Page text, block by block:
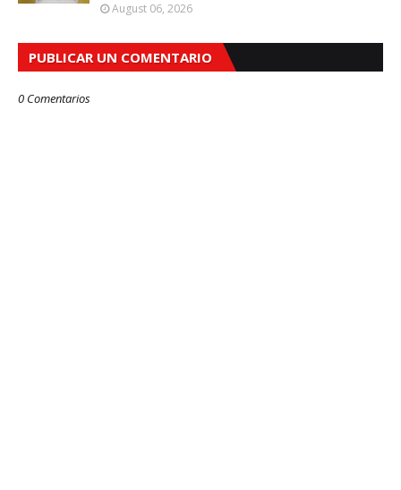
August 06, 2026
PUBLICAR UN COMENTARIO
0 Comentarios